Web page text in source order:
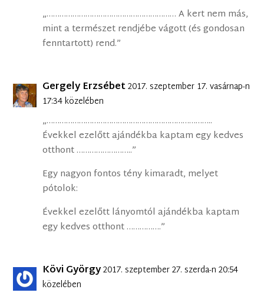
„…………………………………………………… A kert nem más,
mint a természet rendjébe vágott (és gondosan
fenntartott) rend.”
Gergely Erzsébet2017. szeptember 17. vasárnap-n
17:34 közelében
„…………………………………………………………………..
Évekkel ezelőtt ajándékba kaptam egy kedves
otthont ……………………..”
Egy nagyon fontos tény kimaradt, melyet
pótolok:
Évekkel ezelőtt lányomtól ajándékba kaptam
egy kedves otthont …………….”
Kövi György2017. szeptember 27. szerda-n 20:54
közelében